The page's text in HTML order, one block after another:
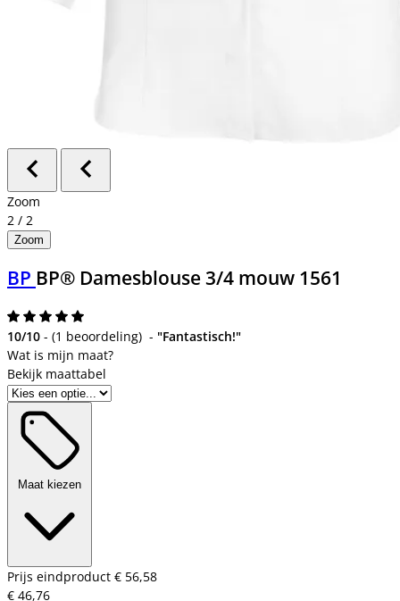
Zoom
2 / 2
Zoom
BP BP® Damesblouse 3/4 mouw 1561
10/10 - (1 beoordeling) - "Fantastisch!"
Bekijk maattabel
Maat kiezen
Prijs eindproduct € 56,58
€ 46,76